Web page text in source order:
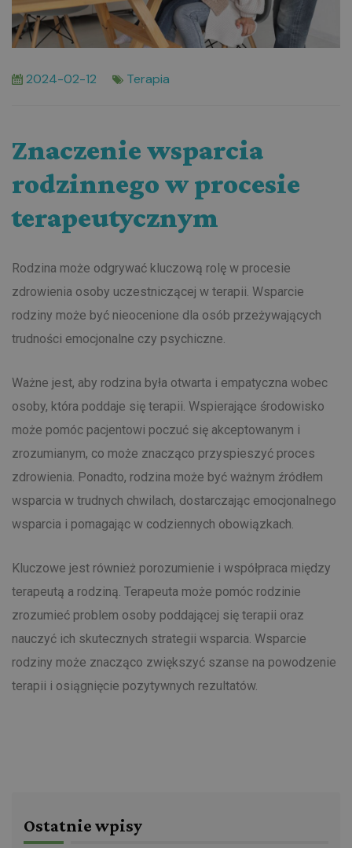
2024-02-12 Terapia
Znaczenie wsparcia
rodzinnego w procesie
terapeutycznym
Rodzina może odgrywać kluczową rolę w procesie
zdrowienia osoby uczestniczącej w terapii. Wsparcie
rodziny może być nieocenione dla osób przeżywających
trudności emocjonalne czy psychiczne.
Ważne jest, aby rodzina była otwarta i empatyczna wobec
osoby, która poddaje się terapii. Wspierające środowisko
może pomóc pacjentowi poczuć się akceptowanym i
zrozumianym, co może znacząco przyspieszyć proces
zdrowienia. Ponadto, rodzina może być ważnym źródłem
wsparcia w trudnych chwilach, dostarczając emocjonalnego
wsparcia i pomagając w codziennych obowiązkach.
Kluczowe jest również porozumienie i współpraca między
terapeutą a rodziną. Terapeuta może pomóc rodzinie
zrozumieć problem osoby poddającej się terapii oraz
nauczyć ich skutecznych strategii wsparcia. Wsparcie
rodziny może znacząco zwiększyć szanse na powodzenie
terapii i osiągnięcie pozytywnych rezultatów.
Ostatnie wpisy